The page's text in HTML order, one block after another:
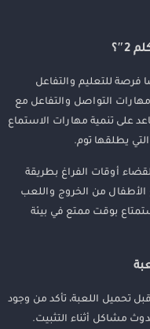
فرصة للتعليم والتفاعل
التواصل والتفاعل مع
على تنمية مهارات الاستماع
التي يطلقها توم.
أوقات الفراغ بطريقة
الأطفال من الخروج واللعب
بوقت ممتع في بيئة
تحميل اللعبة، تأكد من وجود
مشاكل أثناء التثبيت.